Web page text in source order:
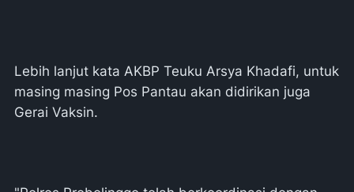
Lebih lanjut kata AKBP Teuku Arsya Khadafi, untuk
masing masing Pos Pantau akan didirikan juga
Gerai Vaksin.